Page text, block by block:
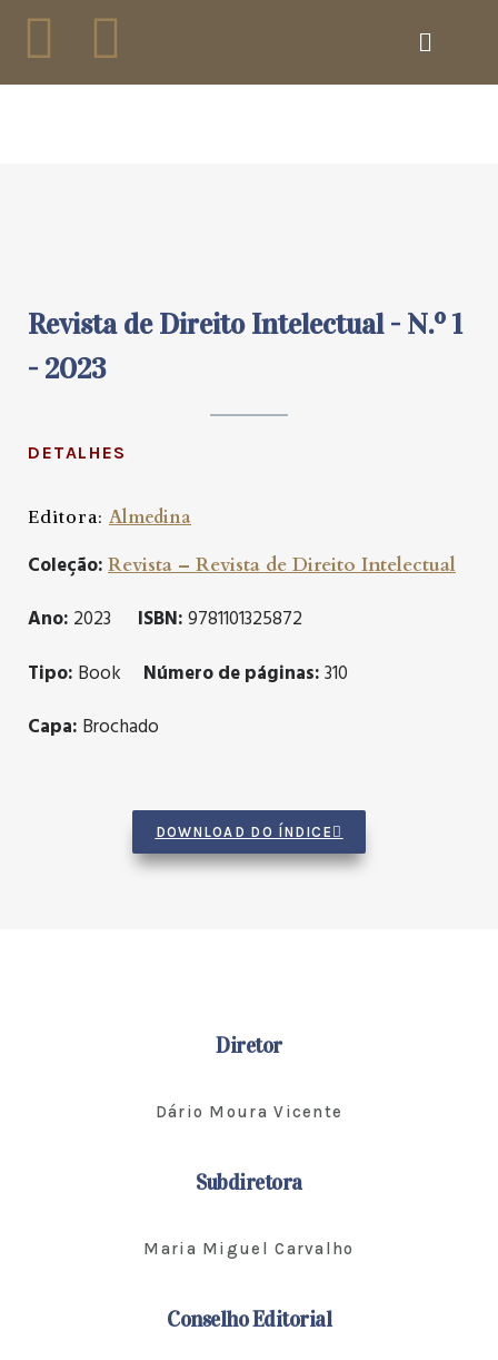
Revista de Direito Intelectual - N.º 1
- 2023
DETALHES
Editora: Almedina
Coleção: Revista – Revista de Direito Intelectual
Ano: 2023 ISBN:9781101325872
Tipo: Book Número de páginas:310
Capa: Brochado
DOWNLOAD DO ÍNDICE
Diretor
Dário Moura Vicente
Subdiretora
Maria Miguel Carvalho
Conselho Editorial